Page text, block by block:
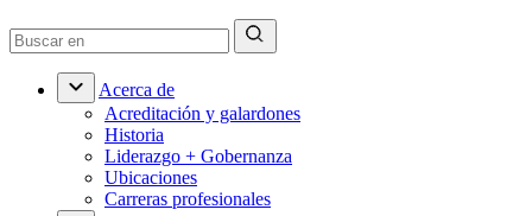
Acerca de
Acreditación y galardones
Historia
Liderazgo + Gobernanza
Ubicaciones
Carreras profesionales